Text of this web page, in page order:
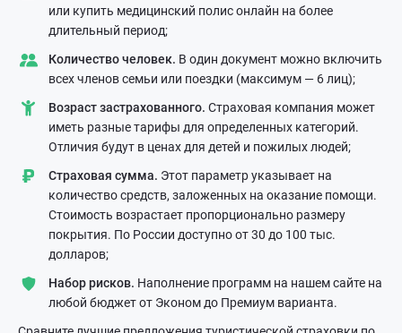
или купить медицинский полис онлайн на более
длительный период;
Количество человек. В один документ можно включить
всех членов семьи или поездки (максимум — 6 лиц);
Возраст застрахованного. Страховая компания может
иметь разные тарифы для определенных категорий.
Отличия будут в ценах для детей и пожилых людей;
Страховая сумма. Этот параметр указывает на
количество средств, заложенных на оказание помощи.
Стоимость возрастает пропорционально размеру
покрытия. По России доступно от 30 до 100 тыс.
долларов;
Набор рисков. Наполнение программ на нашем сайте на
любой бюджет от Эконом до Премиум варианта.